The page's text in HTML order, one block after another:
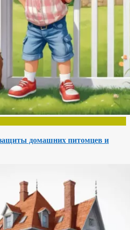
домашних питомцев и